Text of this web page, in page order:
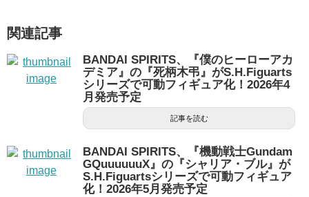
関連記事
BANDAI SPIRITS、『僕のヒーローアカ
デミア』の『死柄木弔』がS.H.Figuarts
シリーズで可動フィギュア化！2026年4
月発売予定
記事を読む
BANDAI SPIRITS、『機動戦士Gundam
GQuuuuuuX』の『シャリア・ブル』が
S.H.Figuartsシリーズで可動フィギュア
化！2026年5月発売予定